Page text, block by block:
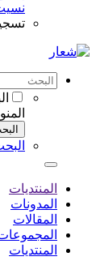
المنتديات
المدونات
المقالات
المنتديات